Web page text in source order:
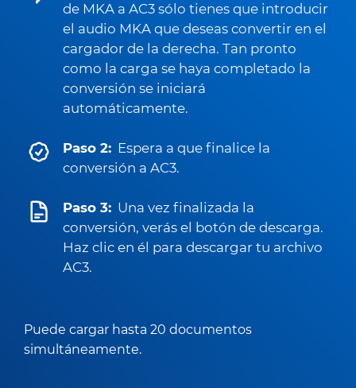
de MKA a AC3 sólo tienes que introducir
el audio MKA que deseas convertir en el
cargador de la derecha. Tan pronto
como la carga se haya completado la
conversión se iniciará
automáticamente.
Paso 2: Espera a que finalice la
conversión a AC3.
Paso 3: Una vez finalizada la
conversión, verás el botón de descarga.
Haz clic en él para descargar tu archivo
AC3.
Puede cargar hasta 20 documentos
simultáneamente.